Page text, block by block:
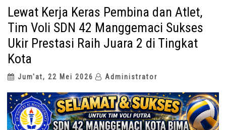
Lewat Kerja Keras Pembina dan Atlet,
Tim Voli SDN 42 Manggemaci Sukses
Ukir Prestasi Raih Juara 2 di Tingkat
Kota
Jum'at, 22 Mei 2026 Administrator